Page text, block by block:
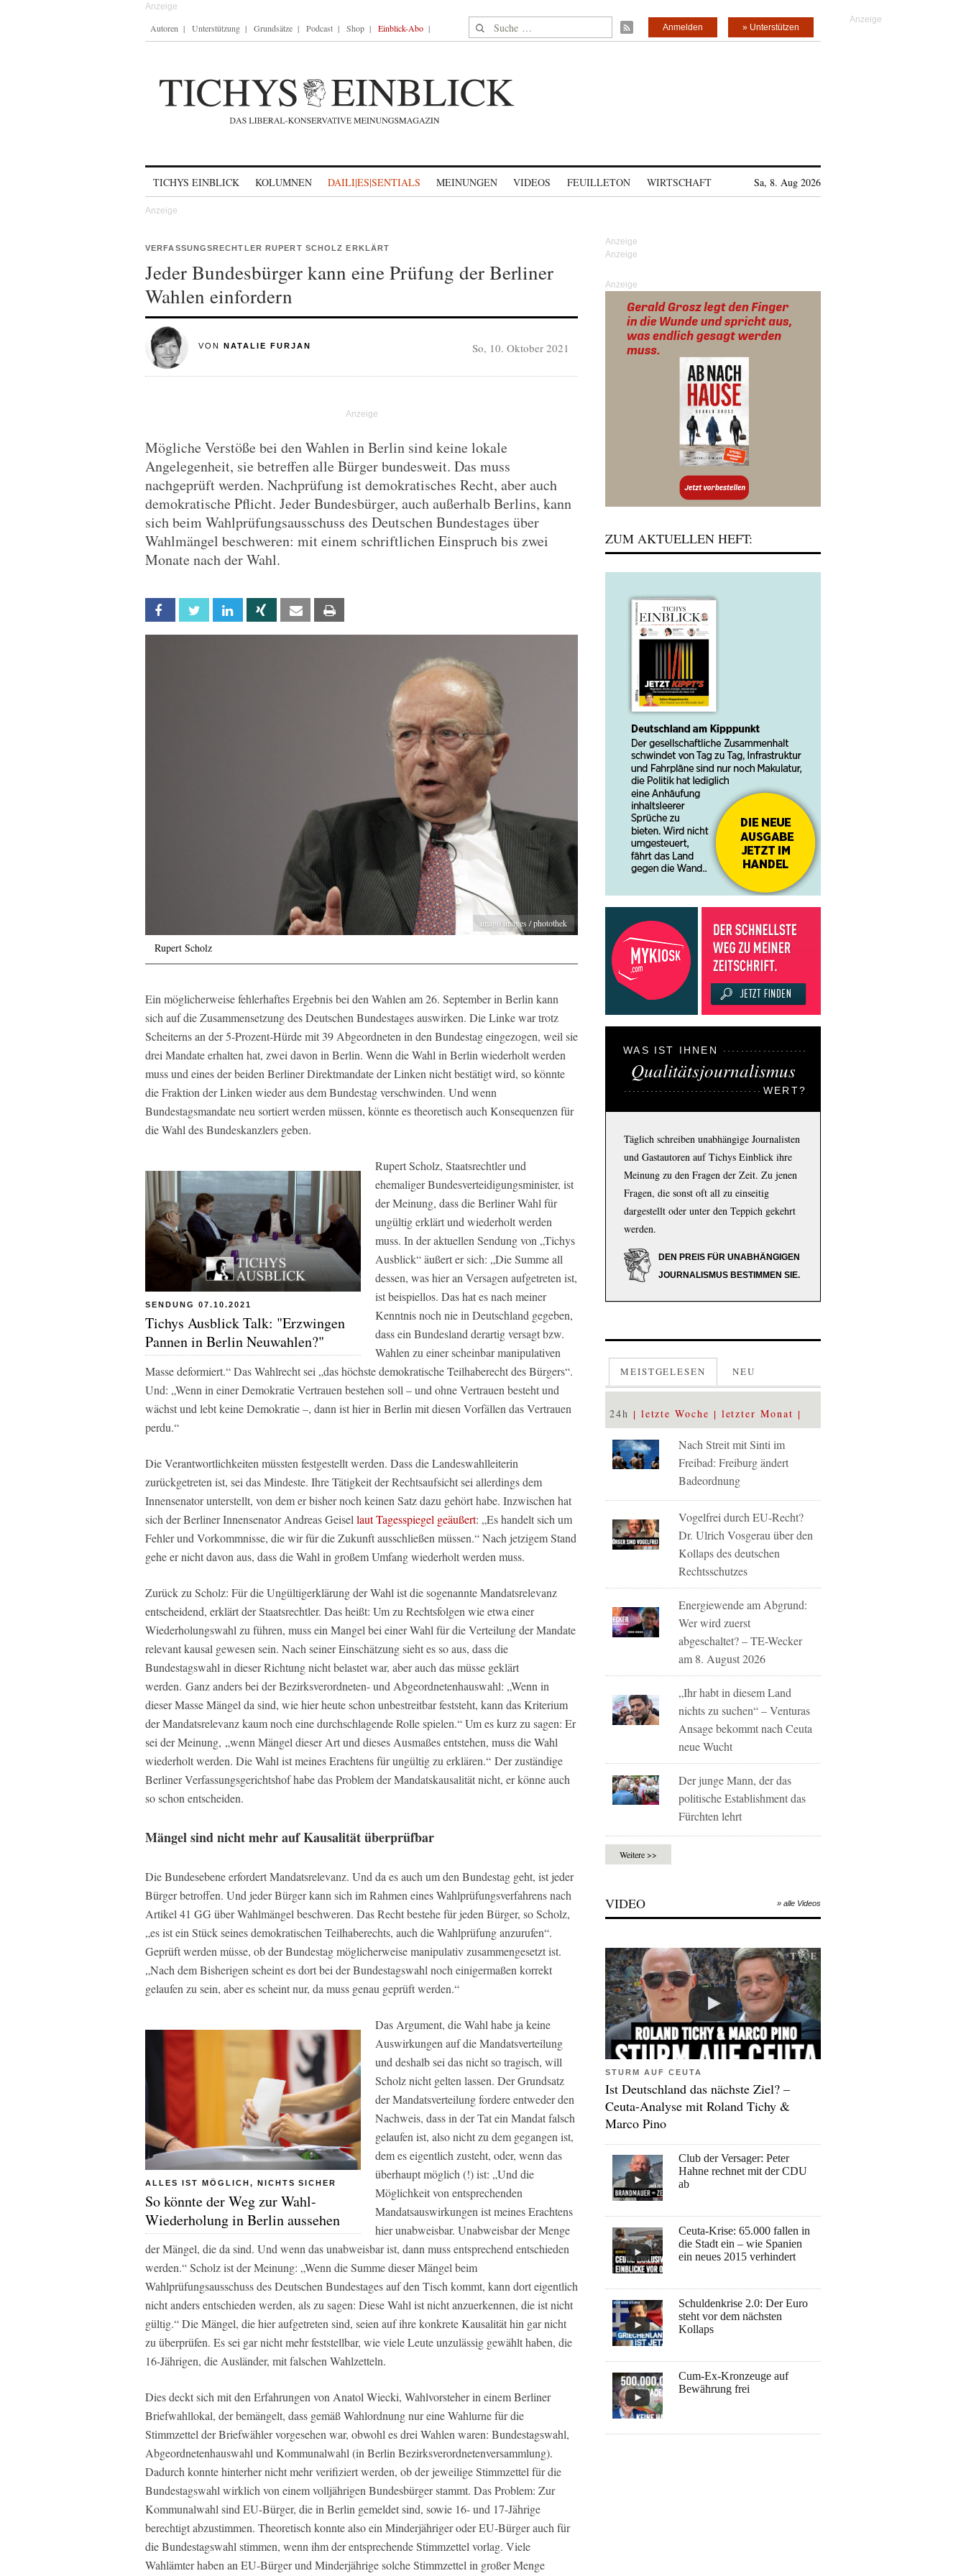
Autoren Unterstützung Grundsätze Podcast Shop Einblick-Abo Suche nach: » Unterstützen
Anmelden
TICHYS EINBLICK KOLUMNEN DAILI|ES|SENTIALS MEINUNGEN VIDEOS FEUILLETON WIRTSCHAFT Sa, 8. Aug 2026
VERFASSUNGSRECHTLER RUPERT SCHOLZ ERKLÄRT
Jeder Bundesbürger kann eine Prüfung der Berliner
Wahlen einfordern
VON NATALIE FURJAN So, 10. Oktober 2021
Mögliche Verstöße bei den Wahlen in Berlin sind keine lokale
Angelegenheit, sie betreffen alle Bürger bundesweit. Das muss
nachgeprüft werden. Nachprüfung ist demokratisches Recht, aber auch
demokratische Pflicht. Jeder Bundesbürger, auch außerhalb Berlins, kann
sich beim Wahlprüfungsausschuss des Deutschen Bundestages über
Wahlmängel beschweren: mit einem schriftlichen Einspruch bis zwei
Monate nach der Wahl.
Facebook Twitter Linkedin Xing Email
imago images / photothek
Rupert Scholz
Ein möglicherweise fehlerhaftes Ergebnis bei den Wahlen am 26. September in Berlin kann
sich auf die Zusammensetzung des Deutschen Bundestages auswirken. Die Linke war trotz
Scheiterns an der 5-Prozent-Hürde mit 39 Abgeordneten in den Bundestag eingezogen, weil sie
drei Mandate erhalten hat, zwei davon in Berlin. Wenn die Wahl in Berlin wiederholt werden
muss und eines der beiden Berliner Direktmandate der Linken nicht bestätigt wird, so könnte
die Fraktion der Linken wieder aus dem Bundestag verschwinden. Und wenn
Bundestagsmandate neu sortiert werden müssen, könnte es theoretisch auch Konsequenzen für
die Wahl des Bundeskanzlers geben.
SENDUNG 07.10.2021
Tichys Ausblick Talk: "Erzwingen
Pannen in Berlin Neuwahlen?"
Rupert Scholz, Staatsrechtler und
ehemaliger Bundesverteidigungsminister, ist
der Meinung, dass die Berliner Wahl für
ungültig erklärt und wiederholt werden
muss. In der aktuellen Sendung von „Tichys
Ausblick“ äußert er sich: „Die Summe all
dessen, was hier an Versagen aufgetreten ist,
ist beispiellos. Das hat es nach meiner
Kenntnis noch nie in Deutschland gegeben,
dass ein Bundesland derartig versagt bzw.
Wahlen zu einer scheinbar manipulativen
Masse deformiert.“ Das Wahlrecht sei „das höchste demokratische Teilhaberecht des Bürgers“.
Und: „Wenn in einer Demokratie Vertrauen bestehen soll – und ohne Vertrauen besteht und
wächst und lebt keine Demokratie –, dann ist hier in Berlin mit diesen Vorfällen das Vertrauen
perdu.“
Die Verantwortlichkeiten müssten festgestellt werden. Dass die Landeswahlleiterin
zurückgetreten ist, sei das Mindeste. Ihre Tätigkeit der Rechtsaufsicht sei allerdings dem
Innensenator unterstellt, von dem er bisher noch keinen Satz dazu gehört habe. Inzwischen hat
sich der Berliner Innensenator Andreas Geisellaut Tagesspiegel geäußert: „Es handelt sich um
Fehler und Vorkommnisse, die wir für die Zukunft ausschließen müssen.“ Nach jetzigem Stand
gehe er nicht davon aus, dass die Wahl in großem Umfang wiederholt werden muss.
Zurück zu Scholz: Für die Ungültigerklärung der Wahl ist die sogenannte Mandatsrelevanz
entscheidend, erklärt der Staatsrechtler. Das heißt: Um zu Rechtsfolgen wie etwa einer
Wiederholungswahl zu führen, muss ein Mangel bei einer Wahl für die Verteilung der Mandate
relevant kausal gewesen sein. Nach seiner Einschätzung sieht es so aus, dass die
Bundestagswahl in dieser Richtung nicht belastet war, aber auch das müsse geklärt
werden. Ganz anders bei der Bezirksverordneten- und Abgeordnetenhauswahl: „Wenn in
dieser Masse Mängel da sind, wie hier heute schon unbestreitbar feststeht, kann das Kriterium
der Mandatsrelevanz kaum noch eine durchschlagende Rolle spielen.“ Um es kurz zu sagen: Er
sei der Meinung, „wenn Mängel dieser Art und dieses Ausmaßes entstehen, muss die Wahl
wiederholt werden. Die Wahl ist meines Erachtens für ungültig zu erklären.“ Der zuständige
Berliner Verfassungsgerichtshof habe das Problem der Mandatskausalität nicht, er könne auch
so schon entscheiden.
Mängel sind nicht mehr auf Kausalität überprüfbar
Die Bundesebene erfordert Mandatsrelevanz. Und da es auch um den Bundestag geht, ist jeder
Bürger betroffen. Und jeder Bürger kann sich im Rahmen eines Wahlprüfungsverfahrens nach
Artikel 41 GG über Wahlmängel beschweren. Das Recht bestehe für jeden Bürger, so Scholz,
„es ist ein Stück seines demokratischen Teilhaberechts, auch die Wahlprüfung anzurufen“.
Geprüft werden müsse, ob der Bundestag möglicherweise manipulativ zusammengesetzt ist.
„Nach dem Bisherigen scheint es dort bei der Bundestagswahl noch einigermaßen korrekt
gelaufen zu sein, aber es scheint nur, da muss genau geprüft werden.“
ALLES IST MÖGLICH, NICHTS SICHER
So könnte der Weg zur Wahl-
Wiederholung in Berlin aussehen
Das Argument, die Wahl habe ja keine
Auswirkungen auf die Mandatsverteilung
und deshalb sei das nicht so tragisch, will
Scholz nicht gelten lassen. Der Grundsatz
der Mandatsverteilung fordere entweder den
Nachweis, dass in der Tat ein Mandat falsch
gelaufenist, also nicht zu dem gegangen ist,
dem es eigentlich zusteht, oder, wenn das
überhauptmöglich(!) ist: „Und die
Möglichkeit von entsprechenden
Mandatsauswirkungen ist meines Erachtens
hier unabweisbar. Unabweisbar der Menge
der Mängel, die da sind. Und wenn das unabweisbar ist, dann muss entsprechend entschieden
werden.“ Scholz ist der Meinung: „Wenn die Summe dieser Mängel beim
Wahlprüfungsausschuss des Deutschen Bundestages auf den Tisch kommt, kann dort eigentlich
nicht anders entschieden werden, als zu sagen: Diese Wahl ist nicht anzuerkennen, die ist nicht
gültig.“ Die Mängel, die hier aufgetreten sind, seien auf ihre konkrete Kausalität hin gar nicht
zu überprüfen. Es sei gar nicht mehr feststellbar, wie viele Leute unzulässig gewählt haben, die
16-Jährigen, die Ausländer, mit falschen Wahlzetteln.
Dies deckt sich mit den Erfahrungen von Anatol Wiecki, Wahlvorsteher in einem Berliner
Briefwahllokal, der bemängelt, dass gemäß Wahlordnung nur eine Wahlurne für die
Stimmzettel der Briefwähler vorgesehen war, obwohl es drei Wahlen waren: Bundestagswahl,
Abgeordnetenhauswahl und Kommunalwahl (in Berlin Bezirksverordnetenversammlung).
Dadurch konnte hinterher nicht mehr verifiziert werden, ob der jeweilige Stimmzettel für die
Bundestagswahl wirklich von einem volljährigen Bundesbürger stammt. Das Problem: Zur
Kommunalwahl sind EU-Bürger, die in Berlin gemeldet sind, sowie 16- und 17-Jährige
berechtigt abzustimmen. Theoretisch konnte also ein Minderjähriger oder EU-Bürger auch für
die Bundestagswahl stimmen, wenn ihm der entsprechende Stimmzettel vorlag. Viele
Wahlämter haben an EU-Bürger und Minderjährige solche Stimmzettel in großer Menge
Anzeige
ZUM AKTUELLEN HEFT:
WAS IST IHNEN
Qualitätsjournalismus
WERT?
Täglich schreiben unabhängige Journalisten
und Gastautoren auf Tichys Einblick ihre
Meinung zu den Fragen der Zeit. Zu jenen
Fragen, die sonst oft all zu einseitig
dargestellt oder unter den Teppich gekehrt
werden.
DEN PREIS FÜR UNABHÄNGIGEN
JOURNALISMUS BESTIMMEN SIE.
MEISTGELESEN NEU
24h letzte Woche letzter Monat
Nach Streit mit Sinti im
Freibad: Freiburg ändert
Badeordnung
Vogelfrei durch EU-Recht?
Dr. Ulrich Vosgerau über den
Kollaps des deutschen
Rechtsschutzes
Energiewende am Abgrund:
Wer wird zuerst
abgeschaltet? – TE-Wecker
am 8. August 2026
„Ihr habt in diesem Land
nichts zu suchen“ – Venturas
Ansage bekommt nach Ceuta
neue Wucht
Der junge Mann, der das
politische Establishment das
Fürchten lehrt
Weitere >>
VIDEO » alle Videos
STURM AUF CEUTA
Ist Deutschland das nächste Ziel? –
Ceuta-Analyse mit Roland Tichy &
Marco Pino
Club der Versager: Peter
Hahne rechnet mit der CDU
ab
Ceuta-Krise: 65.000 fallen in
die Stadt ein – wie Spanien
ein neues 2015 verhindert
Schuldenkrise 2.0: Der Euro
steht vor dem nächsten
Kollaps
Cum-Ex-Kronzeuge auf
Bewährung frei